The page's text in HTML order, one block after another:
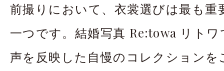
前撮りにおいて、衣裳選びは最も重
一つです。結婚写真 Re:towa リト
声を反映した自慢のコレクションを